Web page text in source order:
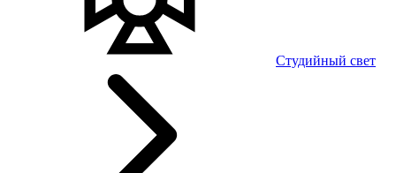
Студийный свет